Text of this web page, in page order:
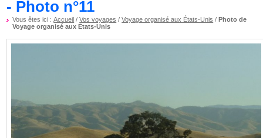
- Photo n°11
Vous êtes ici :Accueil /Vos voyages /Voyage organisé aux États-Unis /Photo de
Voyage organisé aux États-Unis